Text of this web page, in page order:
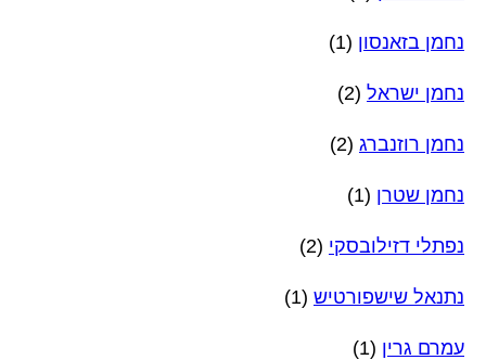
נחמן בזאנסון (1)
נחמן ישראל (2)
נחמן רוזנברג (2)
נחמן שטרן (1)
נפתלי דזילובסקי (2)
נתנאל שישפורטיש (1)
עמרם גרין (1)